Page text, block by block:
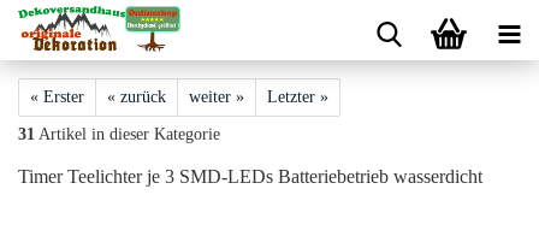
« Erster « zurück weiter » Letzter »
31 Artikel in dieser Kategorie
Timer Teelichter je 3 SMD-LEDs Batteriebetrieb wasserdicht